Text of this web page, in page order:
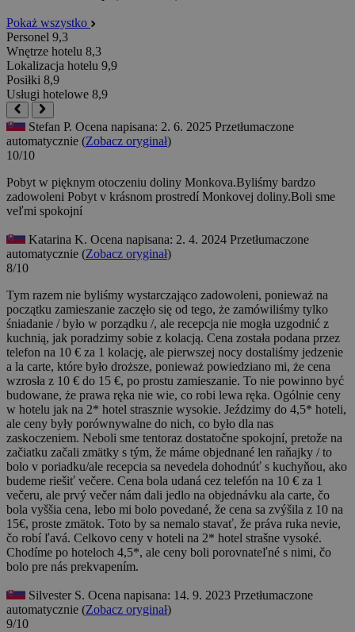
Pokaż wszystko
Personel 9,3
Wnętrze hotelu 8,3
Lokalizacja hotelu 9,9
Posiłki 8,9
Usługi hotelowe 8,9
Stefan P. Ocena napisana: 2. 6. 2025 Przetłumaczone
automatycznie (Zobacz oryginał)
10/10
Pobyt w pięknym otoczeniu doliny Monkova.Byliśmy bardzo
zadowoleni Pobyt v krásnom prostredí Monkovej doliny.Boli sme
veľmi spokojní
Katarina K. Ocena napisana: 2. 4. 2024 Przetłumaczone
automatycznie (Zobacz oryginał)
8/10
Tym razem nie byliśmy wystarczająco zadowoleni, ponieważ na
początku zamieszanie zaczęło się od tego, że zamówiliśmy tylko
śniadanie / było w porządku /, ale recepcja nie mogła uzgodnić z
kuchnią, jak poradzimy sobie z kolacją. Cena została podana przez
telefon na 10 € za 1 kolację, ale pierwszej nocy dostaliśmy jedzenie
a la carte, które było droższe, ponieważ powiedziano mi, że cena
wzrosła z 10 € do 15 €, po prostu zamieszanie. To nie powinno być
budowane, że prawa ręka nie wie, co robi lewa ręka. Ogólnie ceny
w hotelu jak na 2* hotel strasznie wysokie. Jeździmy do 4,5* hoteli,
ale ceny były porównywalne do nich, co było dla nas
zaskoczeniem. Neboli sme tentoraz dostatočne spokojní, pretože na
začiatku začali zmätky s tým, že máme objednané len raňajky / to
bolo v poriadku/ale recepcia sa nevedela dohodnúť s kuchyňou, ako
budeme riešiť večere. Cena bola udaná cez telefón na 10 € za 1
večeru, ale prvý večer nám dali jedlo na objednávku ala carte, čo
bola vyššia cena, lebo mi bolo povedané, že cena sa zvýšila z 10 na
15€, proste zmätok. Toto by sa nemalo stavať, že práva ruka nevie,
čo robí ľavá. Celkovo ceny v hoteli na 2* hotel strašne vysoké.
Chodíme po hoteloch 4,5*, ale ceny boli porovnateľné s nimi, čo
bolo pre nás prekvapením.
Silvester S. Ocena napisana: 14. 9. 2023 Przetłumaczone
automatycznie (Zobacz oryginał)
9/10